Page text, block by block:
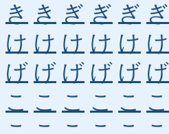
き き ぎ ぎ ぎ ぎ
け け け け け け
げ げ げ げ げ げ
こ こ こ こ こ こ